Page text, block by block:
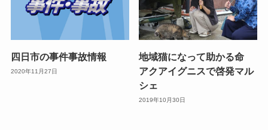
四日市の事件事故情報
2020年11月27日
地域猫になって助かる命
アクアイグニスで啓発マル
シェ
2019年10月30日